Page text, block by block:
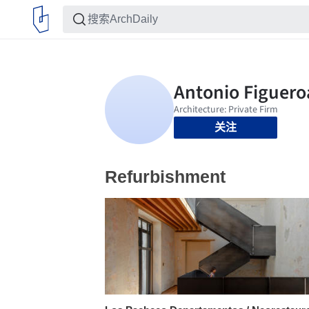
关注
Refurbishment